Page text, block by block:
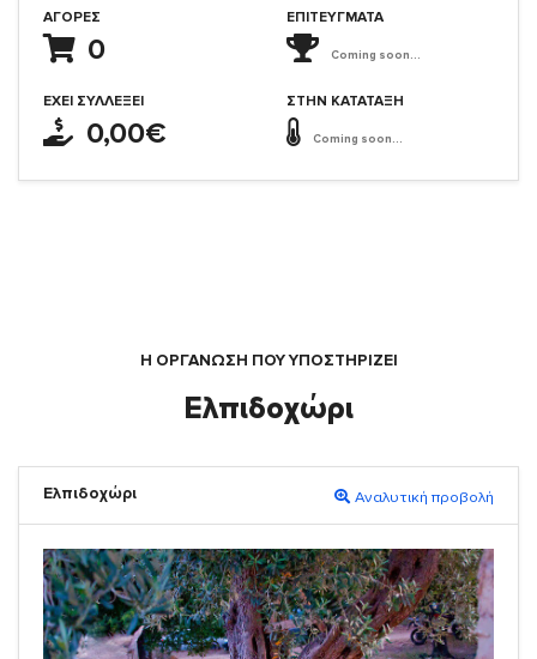
ΑΓΟΡΈΣ
0
ΈΧΕΙ ΣΥΛΛΈΞΕΙ
0,00€
ΕΠΙΤΕΎΓΜΑΤΑ
Coming soon...
ΣΤΗΝ ΚΑΤΆΤΑΞΗ
Coming soon...
Η ΟΡΓΆΝΩΣΗ ΠΟΥ ΥΠΟΣΤΗΡΙΖΕΙ
Ελπιδοχώρι
Ελπιδοχώρι Αναλυτική προβολή